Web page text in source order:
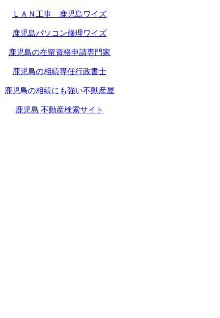
ＬＡＮ工事 鹿児島ワイズ
鹿児島パソコン修理ワイズ
鹿児島の在留資格申請専門家
鹿児島の相続専任行政書士
鹿児島の相続にも強い不動産屋
鹿児島 不動産検索サイト